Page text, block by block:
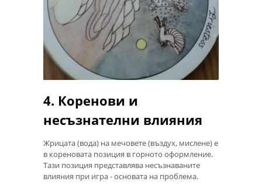
4. Коренови и
несъзнателни влияния
Жрицата (вода) на мечовете (въздух, мислене) е
в кореновата позиция в горното оформление.
Тази позиция представлява несъзнаваните
влияния при игра - основата на проблема.